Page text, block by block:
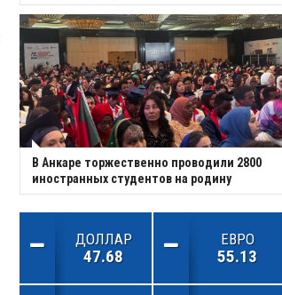
В Анкаре торжественно проводили 2800
иностранных студентов на родину
ДОЛЛАР
47.68
ЕВРО
55.13